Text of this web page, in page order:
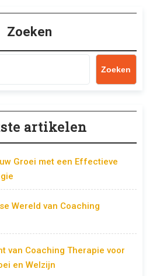
Zoeken
Zoeken
artikelen
Groei met een Effectieve
Wereld van Coaching
van Coaching Therapie voor
en Welzijn